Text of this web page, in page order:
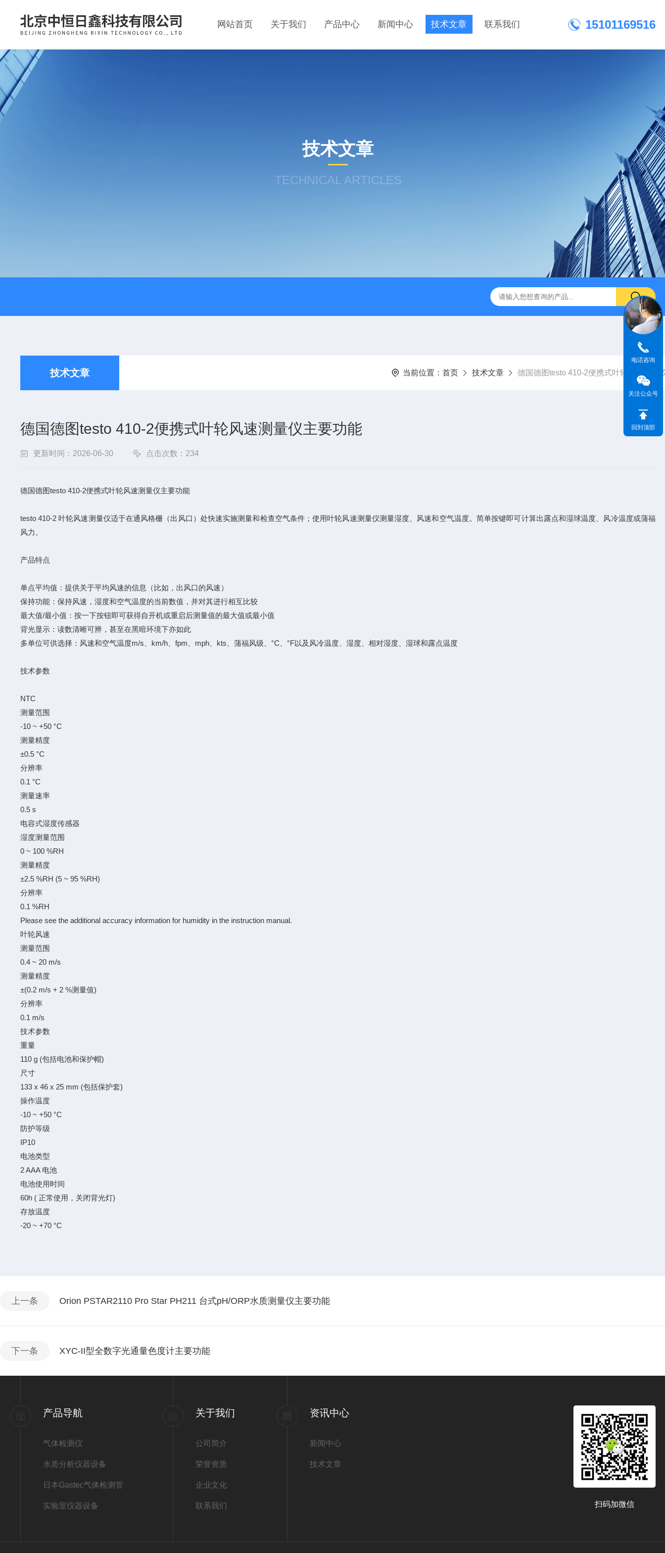
网站首页 关于我们 产品中心 新闻中心 技术文章 联系我们 15101169516
技术文章
TECHNICAL ARTICLES
技术文章 当前位置： 首页 技术文章 德国德图testo 410-2便携式叶轮风速测量
德国德图testo 410-2便携式叶轮风速测量仪主要功能
更新时间：2026-06-30 点击次数：234
德国德图testo 410-2便携式叶轮风速测量仪主要功能
testo 410-2 叶轮风速测量仪适于在通风格栅（出风口）处快速实施测量和检查空气条件；使用叶轮风速测量仪测量湿度、风速和空气温度。简单按键即可计算出露点和湿球温度、风冷温度或蒲福
风力。
产品特点
单点平均值：提供关于平均风速的信息（比如，出风口的风速）
保持功能：保持风速，湿度和空气温度的当前数值，并对其进行相互比较
最大值/最小值：按一下按钮即可获得自开机或重启后测量值的最大值或最小值
背光显示：读数清晰可辨，甚至在黑暗环境下亦如此
多单位可供选择：风速和空气温度m/s、km/h、fpm、mph、kts、蒲福风级、°C、°F以及风冷温度、湿度、相对湿度、湿球和露点温度
技术参数
NTC
测量范围
-10 ~ +50 °C
测量精度
±0.5 °C
分辨率
0.1 °C
测量速率
0.5 s
电容式湿度传感器
湿度测量范围
0 ~ 100 %RH
测量精度
±2.5 %RH (5 ~ 95 %RH)
分辨率
0.1 %RH
Please see the additional accuracy information for humidity in the instruction manual.
叶轮风速
测量范围
0.4 ~ 20 m/s
测量精度
±(0.2 m/s + 2 %测量值)
分辨率
0.1 m/s
技术参数
重量
110 g (包括电池和保护帽)
尺寸
133 x 46 x 25 mm (包括保护套)
操作温度
-10 ~ +50 °C
防护等级
IP10
电池类型
2 AAA 电池
电池使用时间
60h ( 正常使用，关闭背光灯)
存放温度
-20 ~ +70 °C
上一条 Orion PSTAR2110 Pro Star PH211 台式pH/ORP水质测量仪主要功能
下一条 XYC-II型全数字光通量色度计主要功能
产品导航
气体检测仪
水质分析仪器设备
日本Gastec气体检测管
实验室仪器设备
关于我们
公司简介
荣誉资质
企业文化
联系我们
资讯中心
新闻中心
技术文章
扫码加微信
电话咨询
关注公众号
回到顶部